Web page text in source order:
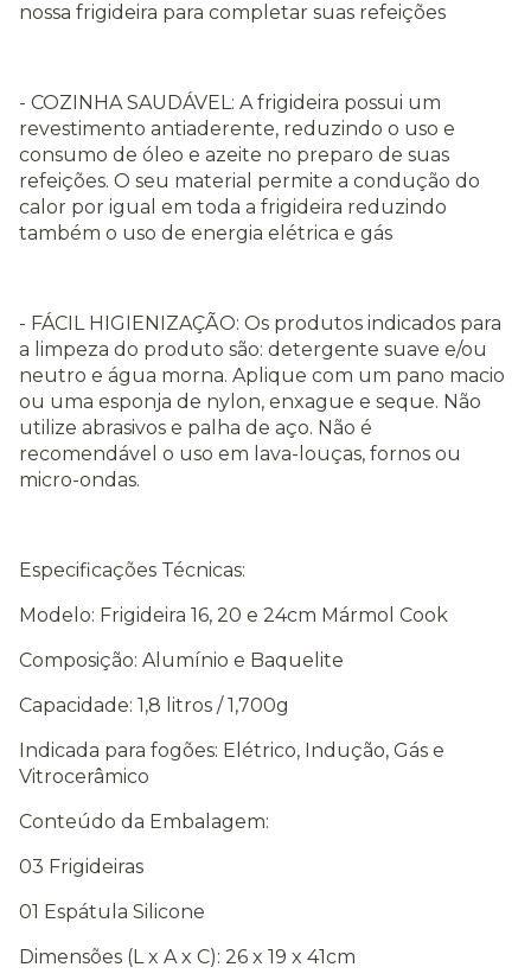
nossa frigideira para completar suas refeições
- COZINHA SAUDÁVEL: A frigideira possui um
revestimento antiaderente, reduzindo o uso e
consumo de óleo e azeite no preparo de suas
refeições. O seu material permite a condução do
calor por igual em toda a frigideira reduzindo
também o uso de energia elétrica e gás
- FÁCIL HIGIENIZAÇÃO: Os produtos indicados para
a limpeza do produto são: detergente suave e/ou
neutro e água morna. Aplique com um pano macio
ou uma esponja de nylon, enxague e seque. Não
utilize abrasivos e palha de aço. Não é
recomendável o uso em lava-louças, fornos ou
micro-ondas.
Especificações Técnicas:
Modelo: Frigideira 16, 20 e 24cm Mármol Cook
Composição: Alumínio e Baquelite
Capacidade: 1,8 litros / 1,700g
Indicada para fogões: Elétrico, Indução, Gás e
Vitrocerâmico
Conteúdo da Embalagem:
03 Frigideiras
01 Espátula Silicone
Dimensões (L x A x C): 26 x 19 x 41cm